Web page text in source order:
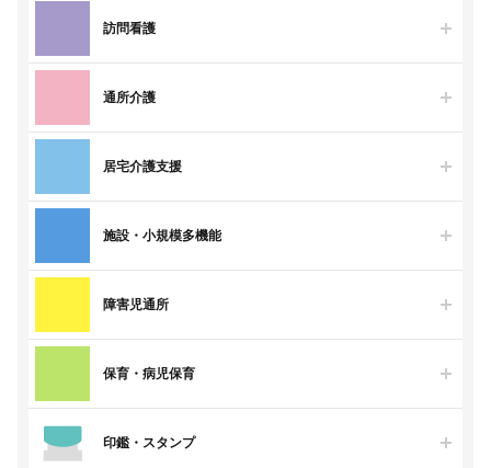
訪問看護
通所介護
居宅介護支援
施設・小規模多機能
障害児通所
保育・病児保育
印鑑・スタンプ